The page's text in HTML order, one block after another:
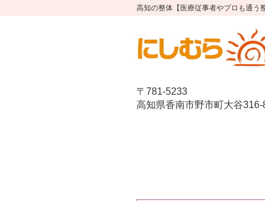
高知の整体【医療従事者やプロも通う
〒781-5233
高知県香南市野市町大谷316-